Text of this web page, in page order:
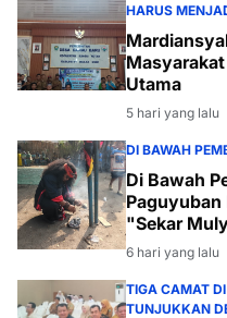
HARUS
Utama
5 hari yang lalu
DI BAWAH
Di Bawah
Paguyuban
"Sekar
Desa
6 hari yang lalu
TIGA CAMAT
TUNJUKKAN